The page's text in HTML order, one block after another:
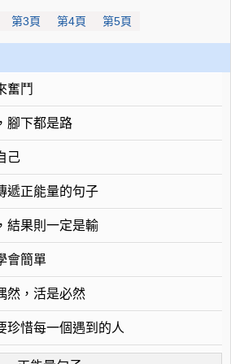
第3頁 第4頁 第5頁
奮鬥
腳下都是路
己
遞正能量的句子
結果則一定是輸
會簡單
然，活是必然
珍惜每一個遇到的人